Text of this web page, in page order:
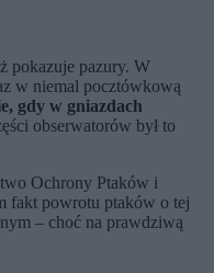
pokazuje pazury. W
w niemal pocztówkową
gdy w gniazdach
obserwatorów był to
Ochrony Ptaków i
fakt powrotu ptaków o tej
– choć na prawdziwą